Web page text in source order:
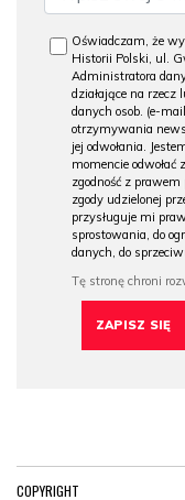
Oświadczam, że
Historii Polski, ul.
Administratora
działające na rzecz
danych osob. (e-
otrzymywania
jej odwołania.
momencie odwołać
zgodność z
zgody udzielonej
przysługuje mi
sprostowania, do
danych, do
COPYRIGHT